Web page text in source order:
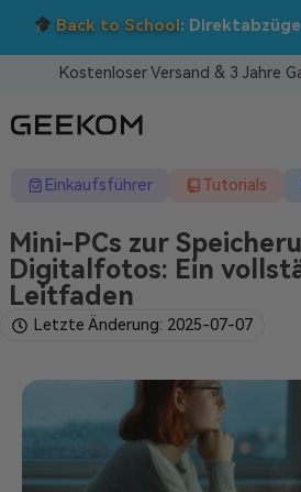
Nutzen Sie den Code
Kostenloser Versand & 3 Jahre
Einkaufsführer Tutorials
Mini-PCs zur
Digitalfotos: Ein
Leitfaden
Letzte Änderung: 2025-07-07
MINI-PCS